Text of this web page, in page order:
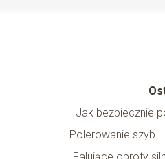
Jak bezpiecznie
Polerowanie szyb
Falujące obroty